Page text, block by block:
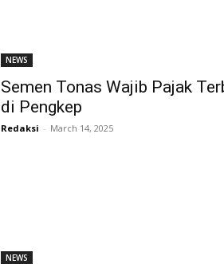
NEWS
Semen Tonas Wajib Pajak
di Pengkep
Redaksi - March 14, 2025
NEWS